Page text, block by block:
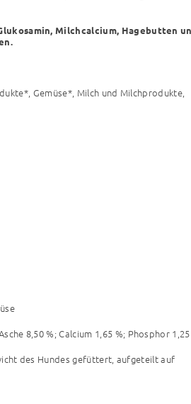
Milchcalcium, Hagebutten
Gemüse*, Milch und Milchprodukte,
8,50 %;Calcium 1,65 %; Phosphor
des Hundes gefüttert, aufgeteilt auf